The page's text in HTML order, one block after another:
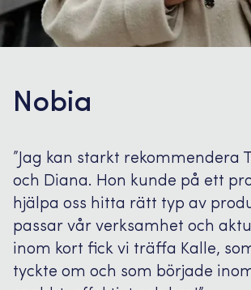
Nobia
”Jag kan starkt rekommendera
och Diana. Hon kunde på ett
hjälpa oss hitta rätt typ av
passar vår verksamhet och
inom kort fick vi träffa Kalle,
tyckte om och som började